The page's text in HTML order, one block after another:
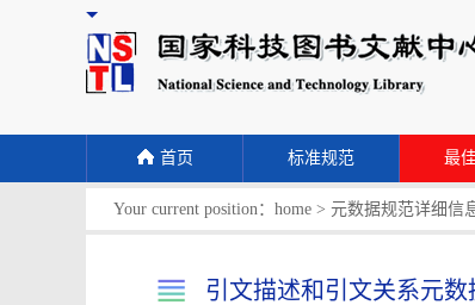
首页 标准规范 最
Your current position： home > 元数据规范详细信
引文描述和引文关系元数